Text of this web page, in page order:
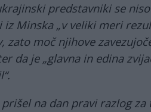
predstavniki se
iz Minska „v veliki meri
zato moč njihove
da je „glavna in edina
prišel na dan pravi razlog